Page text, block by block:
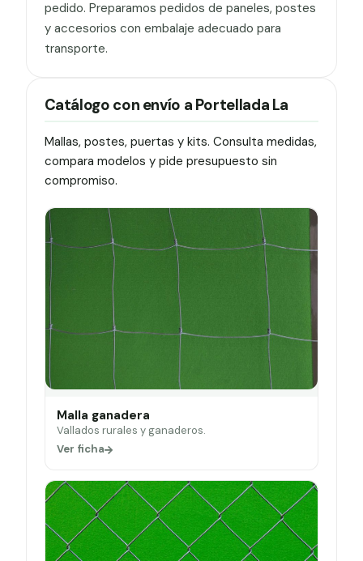
pedido. Preparamos pedidos de paneles, postes
y accesorios con embalaje adecuado para
transporte.
Catálogo con envío a Portellada La
Mallas, postes, puertas y kits. Consulta medidas,
compara modelos y pide presupuesto sin
compromiso.
Malla ganadera
Vallados rurales y ganaderos.
Ver ficha